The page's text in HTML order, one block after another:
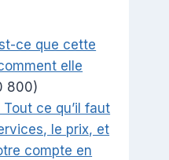
ce que cette
elle
800)
ce qu’il faut
le prix, et
compte en